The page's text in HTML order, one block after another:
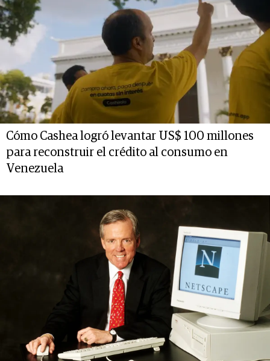
Cómo Cashea logró levantar US$ 100 millones
para reconstruir el crédito al consumo en
Venezuela